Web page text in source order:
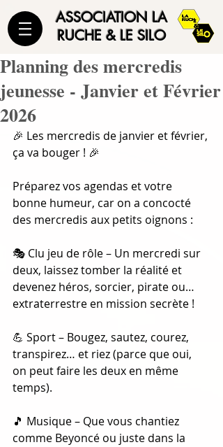
ASSOCIATION LA
RUCHE & LE SILO
Planning des mercredis
jeunesse - Janvier et Février
2026
🎉 Les mercredis de janvier et février,
ça va bouger ! 🎉
Préparez vos agendas et votre
bonne humeur, car on a concocté
des mercredis aux petits oignons :
🎭 Clu jeu de rôle – Un mercredi sur
deux, laissez tomber la réalité et
devenez héros, sorcier, pirate ou…
extraterrestre en mission secrète !
💪 Sport – Bougez, sautez, courez,
transpirez… et riez (parce que oui,
on peut faire les deux en même
temps).
🎵 Musique – Que vous chantiez
comme Beyoncé ou juste dans la